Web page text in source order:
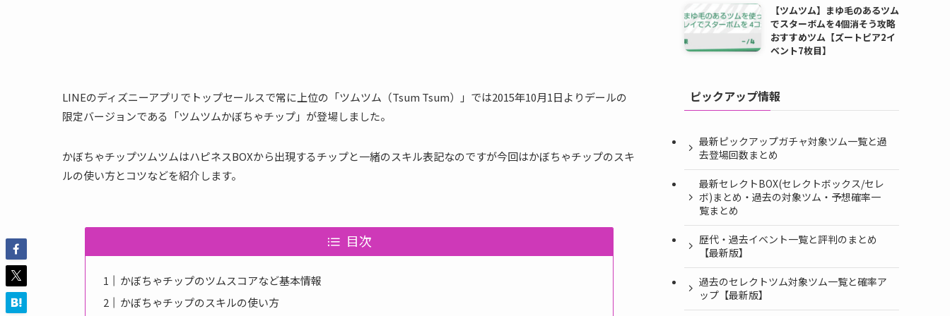
LINEのディズニーアプリでトップセールスで常に上位の「ツムツム（Tsum Tsum）」では2015年10月1日よりデールの
限定バージョンである「ツムツムかぼちゃチップ」が登場しました。
かぼちゃチップツムツムはハピネスBOXから出現するチップと一緒のスキル表記なのですが今回はかぼちゃチップのスキ
ルの使い方とコツなどを紹介します。
目次
かぼちゃチップのツムスコアなど基本情報
かぼちゃチップのスキルの使い方
【ツムツム】まゆ毛のあるツム
でスターボムを4個消そう攻略
おすすめツム【ズートピア2イ
ベント7枚目】
ピックアップ情報
最新ピックアップガチャ対象ツム一覧と過
去登場回数まとめ
最新セレクトBOX(セレクトボックス/セレ
ボ)まとめ・過去の対象ツム・予想確率一
覧まとめ
歴代・過去イベント一覧と評判のまとめ
【最新版】
過去のセレクトツム対象ツム一覧と確率ア
ップ【最新版】